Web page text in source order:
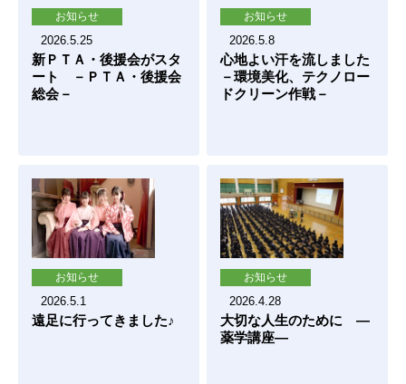
お知らせ
2026.5.25
新ＰＴＡ・後援会がスタ
ート －ＰＴＡ・後援会
総会－
お知らせ
2026.5.8
心地よい汗を流しました
－環境美化、テクノロー
ドクリーン作戦－
お知らせ
2026.5.1
遠足に行ってきました♪
お知らせ
2026.4.28
大切な人生のために ―
薬学講座―